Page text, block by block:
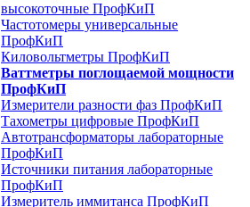
высокоточные ПрофКиП
Частотомеры универсальные
ПрофКиП
Киловольтметры ПрофКиП
Ваттметры поглощаемой мощности
ПрофКиП
Измерители разности фаз ПрофКиП
Тахометры цифровые ПрофКиП
Автотрансформаторы лабораторные
ПрофКиП
Источники питания лабораторные
ПрофКиП
Измеритель иммитанса ПрофКиП